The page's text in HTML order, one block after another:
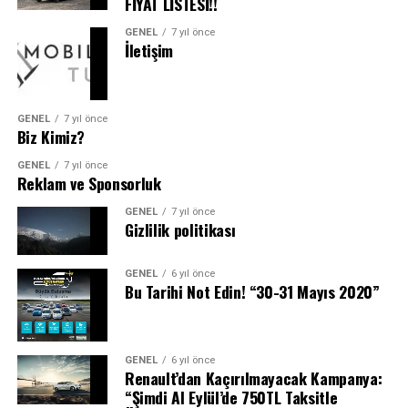
de asıl büyük dönüşüm, yapay zekânın kendi
ekosisteminin kurulmasıyla gelecek” dedi.
Rapor, yapay zekânın otomotiv sektöründe artık
“yardımcı teknoloji” olmaktan çıkıp, karar alma ve
müşteri deneyimi yönetiminin merkezine yerleştiğini
vurguluyor. Kazanan kurumlar, yapay zekâyı yalnızca
sürdürülebilirlik için stratejik bir araç olarak
konumlandıranlar olacak.
GENEL 7 yıl önce
İletişim
GENEL 7 yıl önce
Biz Kimiz?
GENEL 7 yıl önce
Reklam ve Sponsorluk
GENEL 7 yıl önce
Gizlilik politikası
GENEL 6 yıl önce
Bu Tarihi Not Edin! “30-31 Mayıs 2020”
GENEL 6 yıl önce
Renault’dan Kaçırılmayacak Kampanya:
“Şimdi Al Eylül’de 750TL Taksitle